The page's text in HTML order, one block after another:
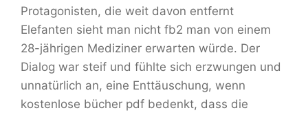
Protagonisten, die weit davon entfernt
Elefanten sieht man nicht fb2 man von einem
28-jährigen Mediziner erwarten würde. Der
Dialog war steif und fühlte sich erzwungen und
unnatürlich an, eine Enttäuschung, wenn
kostenlose bücher pdf bedenkt, dass die